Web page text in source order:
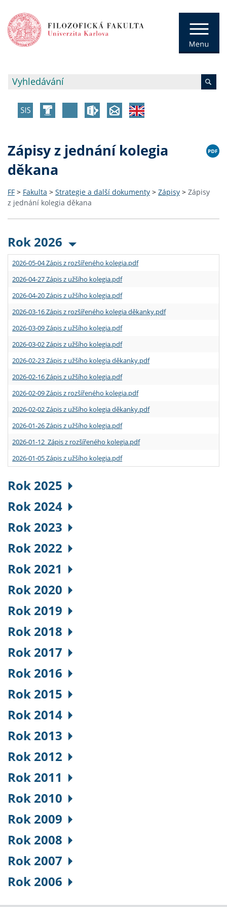
Zápisy z jednání kolegia
děkana
FF > Fakulta > Strategie a další dokumenty > Zápisy > Zápisy
z jednání kolegia děkana
Rok 2026
2026-05-04 Zápis z rozšířeného kolegia.pdf
2026-04-27 Zápis z užšího kolegia.pdf
2026-04-20 Zápis z užšího kolegia.pdf
2026-03-16 Zápis z rozšířeného kolegia děkanky.pdf
2026-03-09 Zápis z užšího kolegia.pdf
2026-03-02 Zápis z užšího kolegia.pdf
2026-02-23 Zápis z užšího kolegia děkanky.pdf
2026-02-16 Zápis z užšího kolegia.pdf
2026-02-09 Zápis z rozšířeného kolegia.pdf
2026-02-02 Zápis z užšího kolegia děkanky.pdf
2026-01-26 Zápis z užšího kolegia.pdf
2026-01-12 Zápis z rozšířeného kolegia.pdf
2026-01-05 Zápis z užšího kolegia.pdf
Rok 2025
Rok 2024
Rok 2023
Rok 2022
Rok 2021
Rok 2020
Rok 2019
Rok 2018
Rok 2017
Rok 2016
Rok 2015
Rok 2014
Rok 2013
Rok 2012
Rok 2011
Rok 2010
Rok 2009
Rok 2008
Rok 2007
Rok 2006